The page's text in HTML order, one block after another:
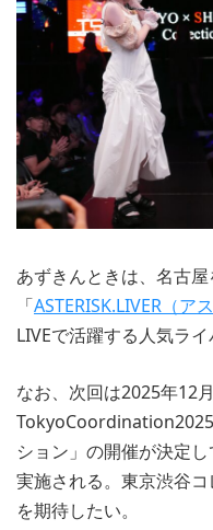
あずきんときは、名古
「ASTERISK.LIVER（ア
LIVEで活躍する人気ライ
なお、次回は2025年12
ション」の開催が決定
実施される。東京渋谷
を期待したい。